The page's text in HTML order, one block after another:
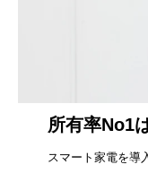
所有率No1
スマート家電を導